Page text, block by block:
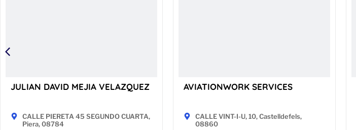
JULIAN DAVID MEJIA VELAZQUEZ
CALLE PIERETA 45 SEGUNDO CUARTA,
Piera, 08784
AVIATIONWORK SERVICES
CALLE VINT-I-U, 10, Castelldefels,
08860